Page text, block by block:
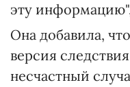
эту
Она добавила,
версия
несчастный